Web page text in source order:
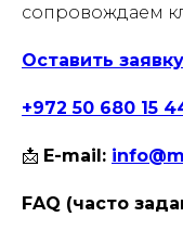
сопровождаем
Оставить заявку
+972 50 680 15
📩 E-mail:
FAQ (часто